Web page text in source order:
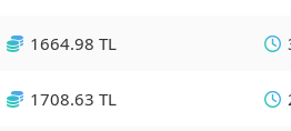
1664.98 TL
1708.63 TL